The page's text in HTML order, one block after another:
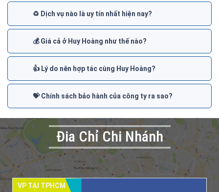
♻️ Dịch vụ nào là uy tín nhất hiện nay?
💰 Giá cả ở Huy Hoàng như thế nào?
👍 Lý do nên hợp tác cùng Huy Hoàng?
💝 Chính sách bảo hành của công ty ra sao?
Đia Chỉ Chi Nhánh
VP TẠI TPHCM